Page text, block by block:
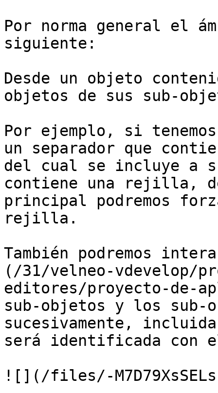
Por norma general el
siguiente:
Desde un objeto
objetos de sus sub-
Por ejemplo, si
un separador que
del cual se incluye a
contiene una rejilla,
principal podremos
rejilla.
También podremos
(/31/velneo-vdevelop/
editores/proyecto-de-
sub-objetos y los sub-
sucesivamente,
será identificada con el
![](/files/-